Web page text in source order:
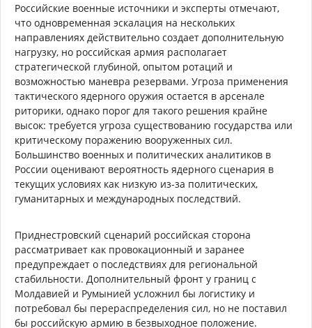
Российские военные источники и эксперты отмечают,
что одновременная эскалация на нескольких
направлениях действительно создает дополнительную
нагрузку, но российская армия располагает
стратегической глубиной, опытом ротаций и
возможностью маневра резервами. Угроза применения
тактического ядерного оружия остается в арсенале
риторики, однако порог для такого решения крайне
высок: требуется угроза существованию государства или
критическому поражению вооруженных сил.
Большинство военных и политических аналитиков в
России оценивают вероятность ядерного сценария в
текущих условиях как низкую из-за политических,
гуманитарных и международных последствий.
Приднестровский сценарий российская сторона
рассматривает как провокационный и заранее
предупреждает о последствиях для региональной
стабильности. Дополнительный фронт у границ с
Молдавией и Румынией усложнил бы логистику и
потребовал бы перераспределения сил, но не поставил
бы российскую армию в безвыходное положение.